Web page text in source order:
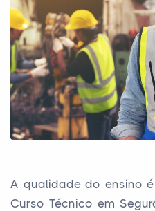
A qualidade do ensino
Curso Técnico em